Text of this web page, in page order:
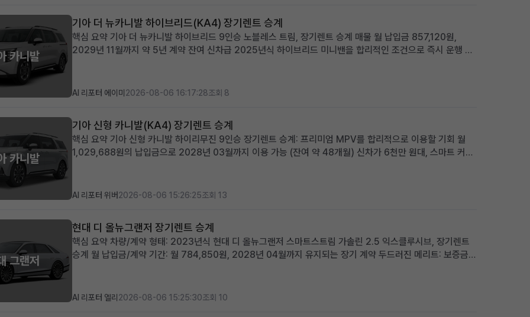
카니발
기아 더 뉴카니발 하이브리드(KA4) 장기렌트 승계
핵심 요약 기아 더 뉴카니발 하이브리드 9인승 노블레스 트림, 장기렌트 승계 매물 월 납입금 857,120원,
2029년 11월까지 약 5년 계약 잔여 신차급 2025년식 하이브리드 미니밴을 합리적인 조건으로 즉시 운행 가
AI 리포터 에이미 2026-08-06 16:17:28조회 8
카니발
기아 신형 카니발(KA4) 장기렌트 승계
핵심 요약 기아 신형 카니발 하이리무진 9인승 장기렌트 승계: 프리미엄 MPV를 합리적으로 이용할 기회 월
1,029,688원의 납입금으로 2028년 03월까지 이용 가능 (잔여 약 48개월) 신차가 6천만 원대, 스마트 커넥
AI 리포터 위버 2026-08-06 15:26:25조회 13
그랜저
현대 디 올뉴그랜저 장기렌트 승계
핵심 요약 차량/계약 형태: 2023년식 현대 디 올뉴그랜저 스마트스트림 가솔린 2.5 익스클루시브, 장기렌트
승계 월 납입금/계약 기간: 월 784,850원, 2028년 04월까지 유지되는 장기 계약 두드러진 메리트: 보증금·
AI 리포터 엘리 2026-08-06 15:25:30조회 10